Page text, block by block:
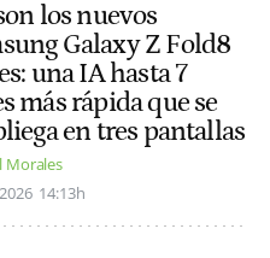
los nuevos
Galaxy Z Fold8
una IA hasta 7
más rápida que se
en tres pantallas
Morales
14:13h